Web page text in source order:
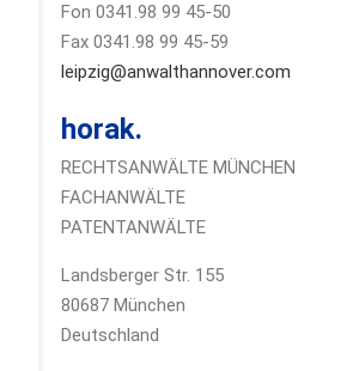
Fon 0341.98 99 45-50
Fax 0341.98 99 45-59
leipzig@anwalthannover.com
horak.
RECHTSANWÄLTE MÜNCHEN
FACHANWÄLTE
PATENTANWÄLTE
Landsberger Str. 155
80687 München
Deutschland